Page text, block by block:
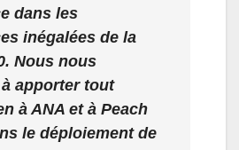
dans les
inégalées de la
Nous nous
apporter tout
à ANA et à Peach
le déploiement de